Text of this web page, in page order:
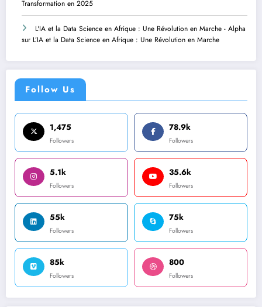
Transformation en 2025
L'IA et la Data Science en Afrique : Une Révolution en Marche - Alpha
sur L’IA et la Data Science en Afrique : Une Révolution en Marche
Follow Us
1,475
Followers
78.9k
Followers
5.1k
Followers
35.6k
Followers
55k
Followers
75k
Followers
85k
Followers
800
Followers